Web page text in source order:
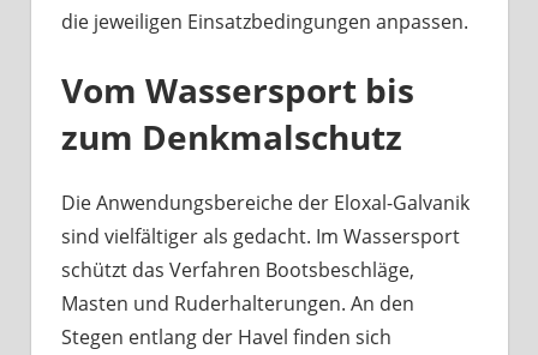
die jeweiligen Einsatzbedingungen anpassen.
Vom Wassersport bis
zum Denkmalschutz
Die Anwendungsbereiche der Eloxal-Galvanik
sind vielfältiger als gedacht. Im Wassersport
schützt das Verfahren Bootsbeschläge,
Masten und Ruderhalterungen. An den
Stegen entlang der Havel finden sich